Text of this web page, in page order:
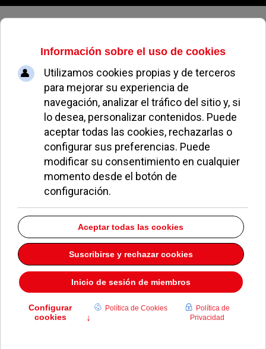
Sábado, 08 de agosto de 2026
Docrys
Dirección: C/ Barlovento 1 C.C. Zoco Pozuelo 123-125
Pozuelo de Alarcón
Madrid
28223
Teléfono: 917159231
Descargar la información como:
EN PORTADA
Pozuelo aprueba las 775 viviendas de Huerta Grande